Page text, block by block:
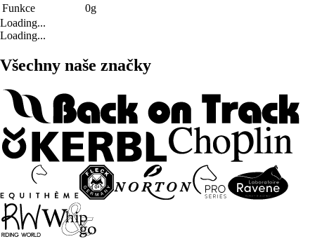
Funkce
0g
Loading...
Loading...
Všechny naše značky